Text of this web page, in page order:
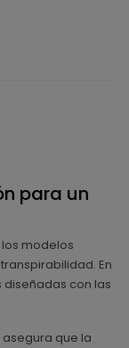
para un
modelos
En
con las
asegura que la